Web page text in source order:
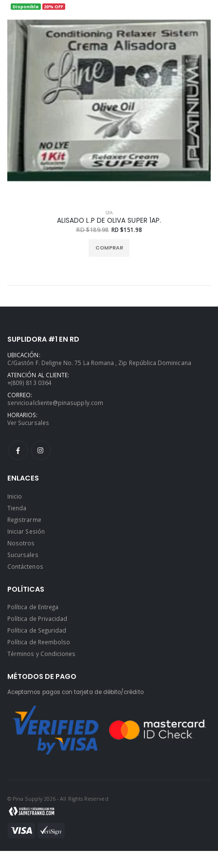
Disponible 20% OFF
SPA
ALISADO L.P DE OLIVA SUPER 1AP.
RD $189.98 RD $151.98
COMPRAR
SUPLIDORA #1 EN RD
UBICACIÓN:
C/Gastón F. Deligne No. 75 La Romana , Zip República Dominicana
ATENCIÓN AL CLIENTE:
+(809) 813 0364
CORREO:
servicioalcliente@pinasupply.com
HORARIOS:
Ver Sucursales
ENLACES
Inicio
Tienda
Registrarme
Iniciar Sesión
Nosotros
Sucursales
Contáctenos
POLÍTICAS
Política de Entrega
Política de Privacidad
Política de Seguridad
Política de Reembolso
Términos y Condiciones
MÉTODOS DE PAGO
Aceptamos pagos con tarjeta de débito/crédito
© Pina Supply 2026 - All Rights Reserved